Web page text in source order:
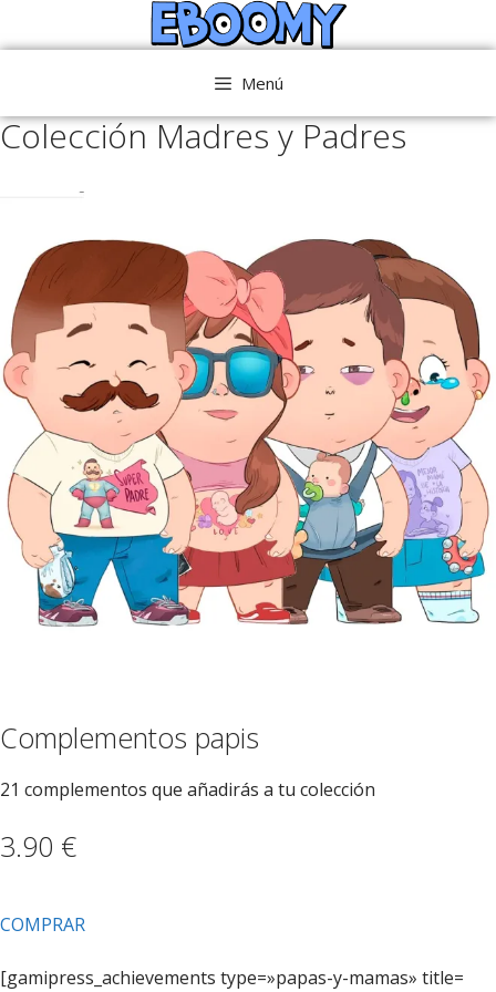
al
Menú
Colección Madres y Padres
Complementos papis
21 complementos que añadirás a tu colección
3.90 €
COMPRAR
[gamipress_achievements type=»papas-y-mamas» title=